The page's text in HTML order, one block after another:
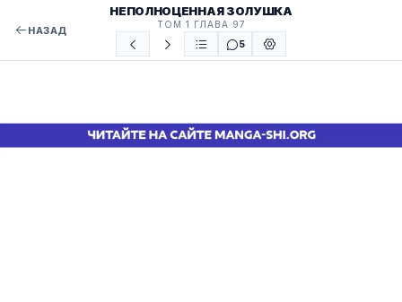
НАЗАД
НЕПОЛНОЦЕННАЯ ЗОЛУШКА
ТОМ 1 ГЛАВА 97
5